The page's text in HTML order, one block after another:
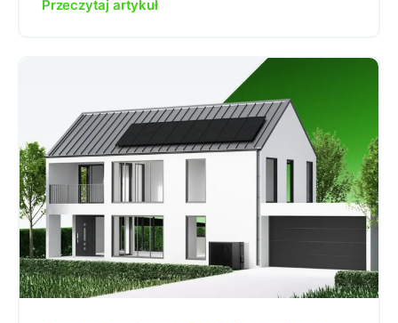
Przeczytaj artykuł